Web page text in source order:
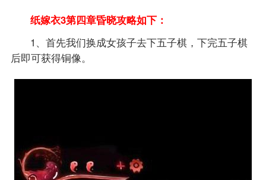
纸嫁衣3第四章昏晓攻略如下：
1、首先我们换成女孩子去下五子棋，下完五子棋
后即可获得铜像。